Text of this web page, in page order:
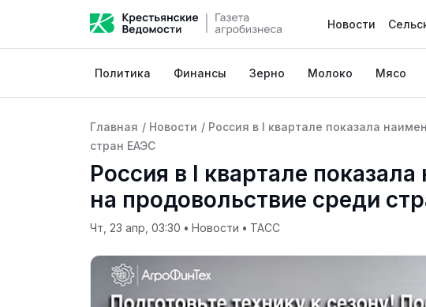
Новости
Политика Финансы Зерно Молоко Мясо
Главная / Новости / Россия в I квартале показала
стран ЕАЭС
Россия в I квартале
на продовольствие среди
Чт, 23 апр, 03:30 • Новости • ТАСС